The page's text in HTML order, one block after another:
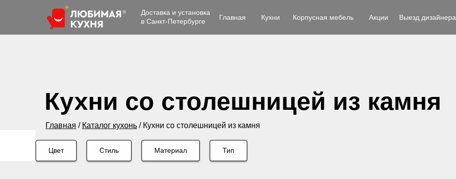
Доставка и установка
в Санкт-Петербурге
Выезд дизайнера
Корпусная мебель
Акции
Главная
Кухни
Кухни со столешницей из камня
Главная / Каталог кухонь / Кухни со столешницей из камня
Цвет Стиль Материал Тип